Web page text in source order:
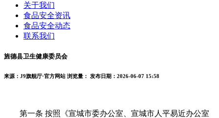
关于我们
食品安全资讯
食品安全动态
联系我们
旌德县卫生健康委员会
来源：J9旗舰厅·官方网站 浏览量： 发布日期：2026-06-07 15:58
第一条 按照《宣城市委办公室、宣城市人平易近办公室